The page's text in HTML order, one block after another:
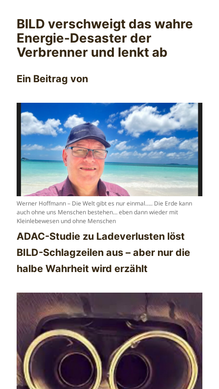
BILD verschweigt das wahre
Energie-Desaster der
Verbrenner und lenkt ab
Ein Beitrag von
Werner Hoffmann – Die Welt gibt es nur einmal….. Die Erde kann
auch ohne uns Menschen bestehen… eben dann wieder mit
Kleinlebewesen und ohne Menschen
ADAC-Studie zu Ladeverlusten löst
BILD-Schlagzeilen aus – aber nur die
halbe Wahrheit wird erzählt